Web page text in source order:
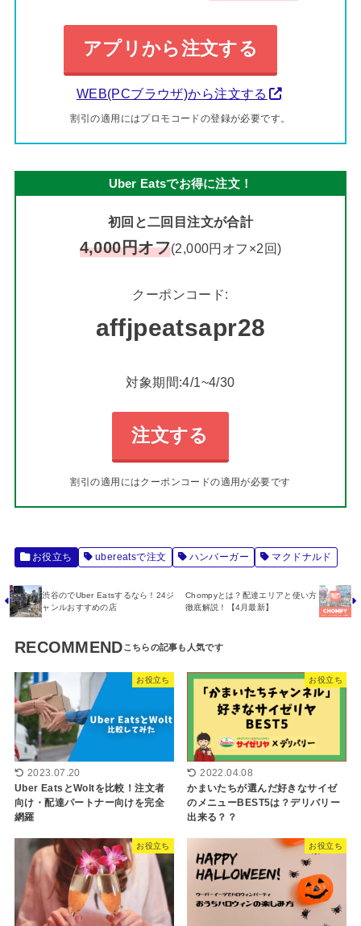
アプリから注文する
WEB(PCブラウザ)から注文する
割引の適用にはプロモコードの登録が必要です。
Uber Eatsでお得に注文！
初回と二回目注文が合計
4,000円オフ(2,000円オフ×2回)
クーポンコード:
affjpeatsapr28
対象期間:4/1~4/30
注文する
割引の適用にはクーポンコードの適用が必要です
お役立ち ubereatsで注文 ハンバーガー マクドナルド
渋谷のでUber Eatsするなら！24ジ
ャンルおすすめの店
Chompyとは？配達エリアと使い方
徹底解説！【4月最新】
RECOMMEND
お役立ち
2023.07.20
Uber EatsとWoltを比較！注文者
向け・配達パートナー向けを完全
網羅
お役立ち
2022.04.08
かまいたちが選んだ好きなサイゼ
のメニューBEST5は？デリバリー
出来る？？
お役立ち お役立ち